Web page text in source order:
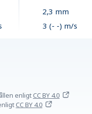
2,3 mm
3 (- -) m/s
enligtCC BY 4.0
CC BY 4.0